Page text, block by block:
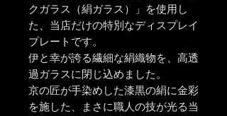
クガラス（絹ガラス）」を使用し
た、当店だけの特別なディスプレイ
プレートです。
伊と幸が誇る繊細な絹織物を、高透
過ガラスに閉じ込めました。
京の匠が手染めした漆黒の絹に金彩
を施した、まさに職人の技が光る当